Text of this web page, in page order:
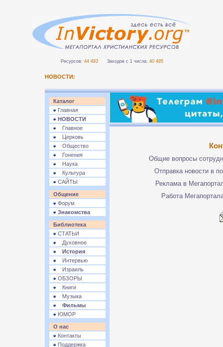
Ресурсов: 44 493 Заходов с 1 числа: 40 495
НОВОСТИ:
Каталог
Главная
НОВОСТИ
Главное
Церковь
Общество
Гонения
Наука
Культура
САЙТЫ
Общение
Форум
Знакомства
Библиотека
СТАТЬИ
Духовное
История
Интервью
Израиль
ОБЗОРЫ
Книги
Музыка
Фильмы
ЮМОР
О нас
Контакты
Поддержка
Общие вопросы
Отправка новости в
Реклама в
Работа